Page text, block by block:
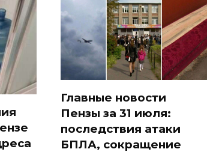
Главные новости
Пензы за 31 июля:
последствия атаки
БПЛА, сокращение